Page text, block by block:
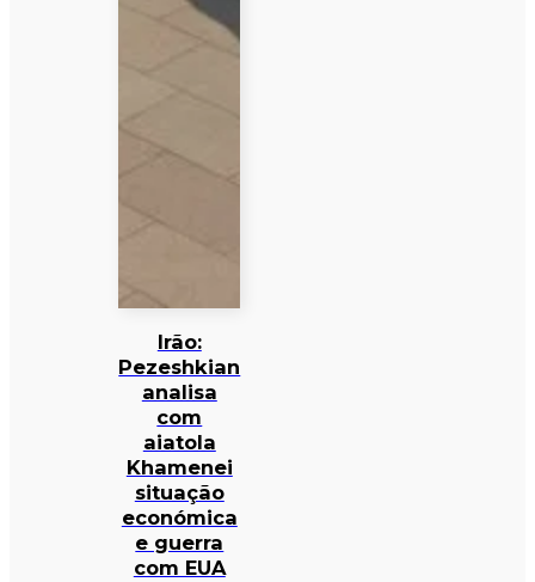
Irão:
Pezeshkian
analisa
com
aiatola
Khamenei
situação
económica
e guerra
com EUA